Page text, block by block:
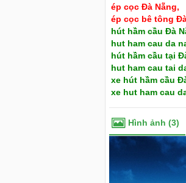
ép cọc Đà Nẵng,
ép cọc bê tông
hút hầm cầu Đà
hut ham cau da
hút hầm cầu tại
hut ham cau tai
xe hút hầm cầu
xe hut ham cau
Hình ảnh (3)
du lịch tại Đà Nẵng - Cho thuê xe Cho thuê
thuê nhà
Chúng
tại Tuy